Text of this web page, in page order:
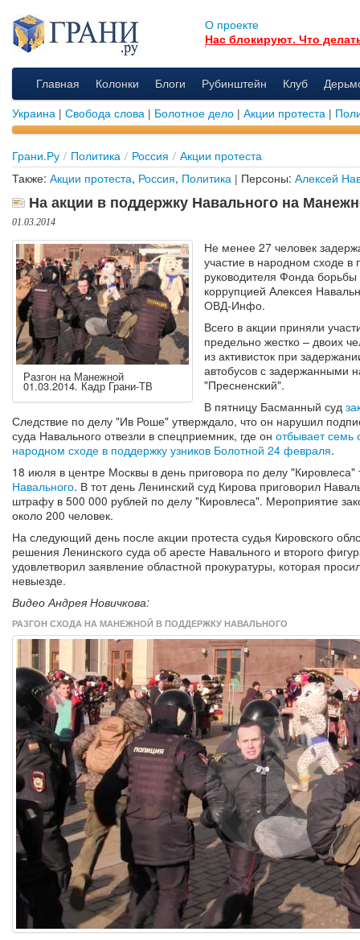
О проекте
Нас блокируют. Что
Главная Колонки Блоги Рубинштейн Клуб
Украина | Свобода слова | Болотное дело | Акции протеста |
Грани.Ру / Политика / Россия / Акции протеста
Также: Акции протеста, Россия, Политика | Персоны: Алексей
На акции в поддержку Навального на
01.03.2014
Разгон на Манежной
01.03.2014. Кадр Грани-ТВ
Не менее 27 человек
участие в народном сходе в
руководителя Фонда борьбы
коррупцией Алексея
ОВД-Инфо.
Всего в акции приняли
предельно жестко – двоих
из активисток при
автобусов с задержанными
"Пресненский".
В пятницу Басманный суд
Следствие по делу "Ив Роше" утверждало, что он нарушил
суда Навального отвезли в спецприемник, где он отбывает семь
народном сходе в поддержку узников Болотной 24 февраля.
18 июля в центре Москвы в день приговора по делу "Кировлеса"
Навального. В тот день Ленинский суд Кирова приговорил
штрафу в 500 000 рублей по делу "Кировлеса". Мероприятие
около 200 человек.
На следующий день после акции протеста судья Кировского
решения Ленинского суда об аресте Навального и второго
удовлетворил заявление областной прокуратуры, которая
невыезде.
Видео Андрея Новичкова:
РАЗГОН СХОДА НА МАНЕЖНОЙ В ПОДДЕРЖКУ НАВАЛЬНОГО